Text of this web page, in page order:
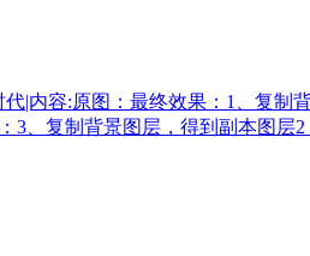
代|内容:原图：最终效果：1、复
3、复制背景图层，得到副本图